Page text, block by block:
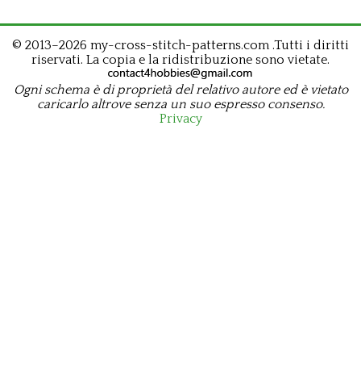
© 2013–2026 my-cross-stitch-patterns.com .Tutti i diritti
riservati. La copia e la ridistribuzione sono vietate.
Ogni schema è di proprietà del relativo autore ed è vietato
caricarlo altrove senza un suo espresso consenso.
Privacy